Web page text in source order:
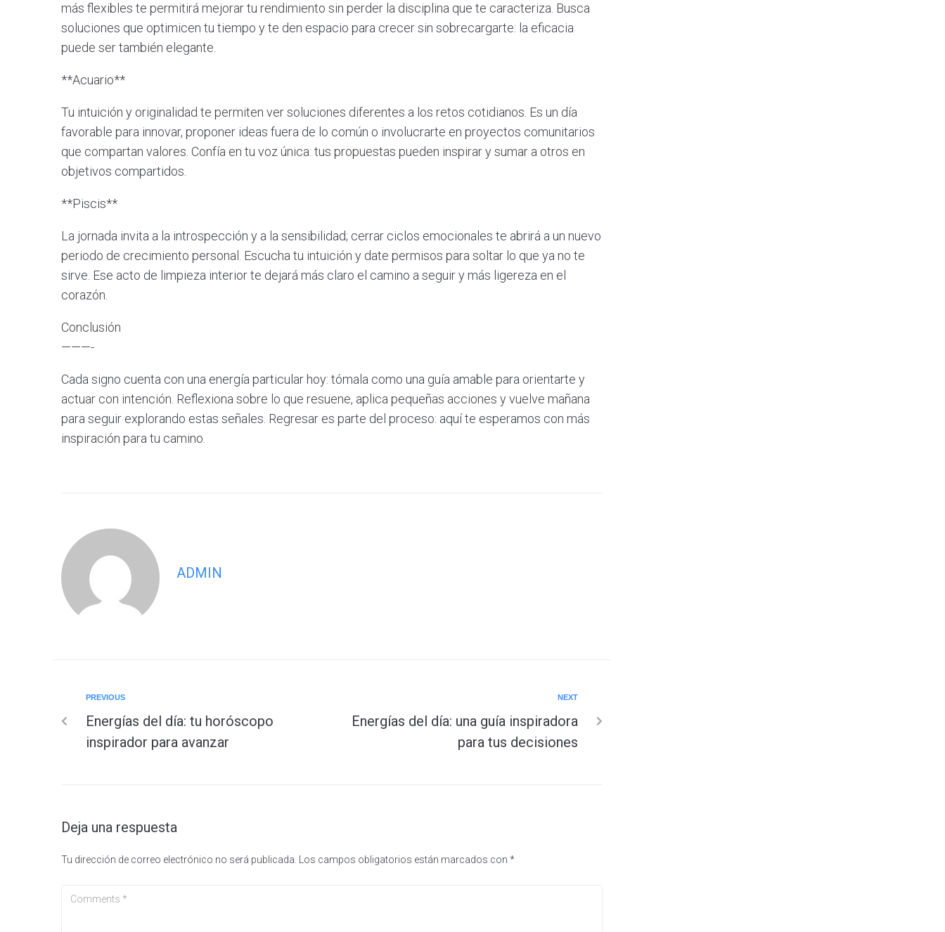
más flexibles te permitirá mejorar tu rendimiento sin perder la disciplina que te caracteriza. Busca
soluciones que optimicen tu tiempo y te den espacio para crecer sin sobrecargarte: la eficacia
puede ser también elegante.
**Acuario**
Tu intuición y originalidad te permiten ver soluciones diferentes a los retos cotidianos. Es un día
favorable para innovar, proponer ideas fuera de lo común o involucrarte en proyectos comunitarios
que compartan valores. Confía en tu voz única: tus propuestas pueden inspirar y sumar a otros en
objetivos compartidos.
**Piscis**
La jornada invita a la introspección y a la sensibilidad; cerrar ciclos emocionales te abrirá a un nuevo
periodo de crecimiento personal. Escucha tu intuición y date permisos para soltar lo que ya no te
sirve. Ese acto de limpieza interior te dejará más claro el camino a seguir y más ligereza en el
corazón.
Conclusión
———-
Cada signo cuenta con una energía particular hoy: tómala como una guía amable para orientarte y
actuar con intención. Reflexiona sobre lo que resuene, aplica pequeñas acciones y vuelve mañana
para seguir explorando estas señales. Regresar es parte del proceso: aquí te esperamos con más
inspiración para tu camino.
ADMIN
PREVIOUS
Energías del día: tu horóscopo
inspirador para avanzar
NEXT
Energías del día: una guía inspiradora
para tus decisiones
Deja una respuesta
Tu dirección de correo electrónico no será publicada. Los campos obligatorios están marcados con *